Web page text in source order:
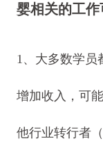
婴相关的工作
1、大多数学
增加收入，可
他行业转行者